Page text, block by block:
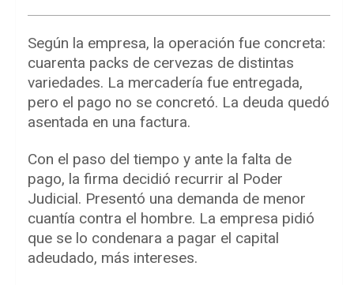
Según la empresa, la operación fue concreta:
cuarenta packs de cervezas de distintas
variedades. La mercadería fue entregada,
pero el pago no se concretó. La deuda quedó
asentada en una factura.
Con el paso del tiempo y ante la falta de
pago, la firma decidió recurrir al Poder
Judicial. Presentó una demanda de menor
cuantía contra el hombre. La empresa pidió
que se lo condenara a pagar el capital
adeudado, más intereses.